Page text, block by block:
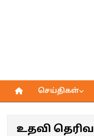
Primary
செய்திகள்
உதவி